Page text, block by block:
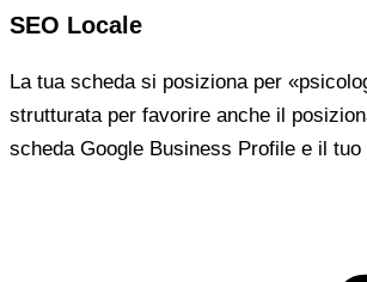
SEO Locale
La tua scheda si posiziona per
strutturata per favorire anche il
scheda Google Business Profile e il